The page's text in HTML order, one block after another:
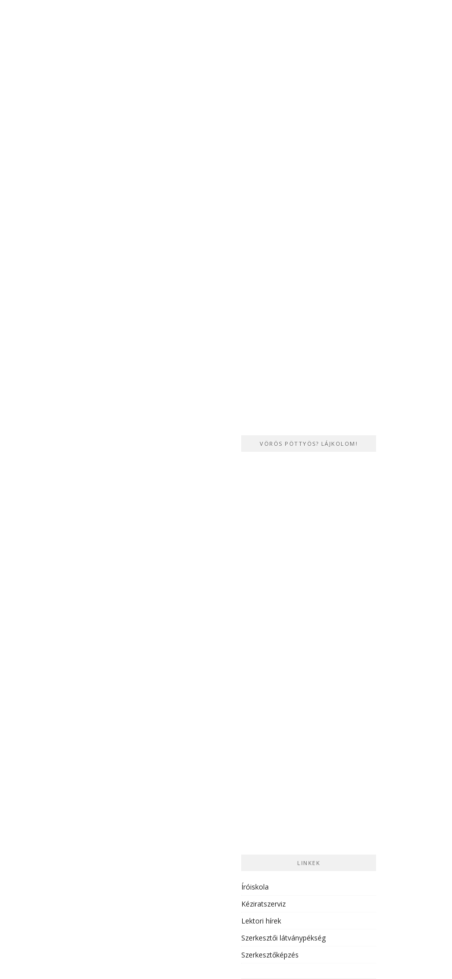
VÖRÖS PÖTTYÖS? LÁJKOLOM!
LINKEK
Íróiskola
Kéziratszerviz
Lektori hírek
Szerkesztői látványpékség
Szerkesztőképzés